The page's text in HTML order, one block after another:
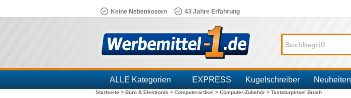
Keine Nebenkosten 43 Jahre Erfahrung
ALLE Kategorien EXPRESS Kugelschreiber Neuheiten
Startseite > Büro & Elektronik > Computerartikel > Computer-Zubehör > Tastaturpinsel Brush